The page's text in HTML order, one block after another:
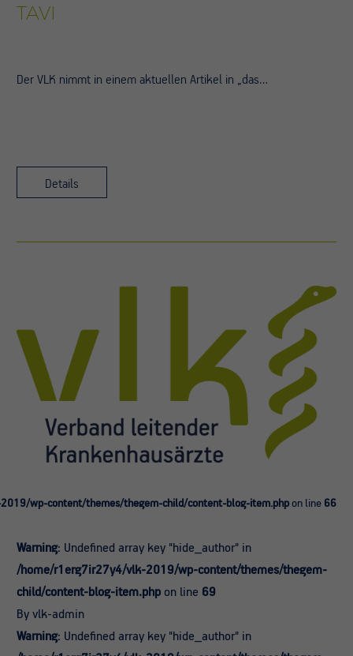
TAVI
Der VLK nimmt in einem aktuellen Artikel in „das…
Details
wp-content/themes/thegem-child/content-blog-item.php on line 66
Warning: Undefined array key "hide_author" in
/home/r1erg7ir27y4/vlk-2019/wp-content/themes/thegem-
child/content-blog-item.php on line 69
By vlk-admin
Warning: Undefined array key "hide_author" in